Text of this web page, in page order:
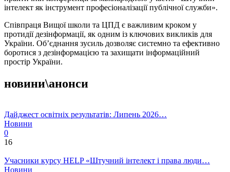
інтелект як інструмент професіоналізації публічної служби».
Співпраця Вищої школи та ЦПД є важливим кроком у
протидії дезінформації, як одним із ключових викликів для
України. Об’єднання зусиль дозволяє системно та ефективно
боротися з дезінформацією та захищати інформаційний
простір України.
новини\анонси
Дайджест освітніх результатів: Липень 2026…
Новини
0
16
Учасники курсу HELP «Штучний інтелект і права люди…
Новини